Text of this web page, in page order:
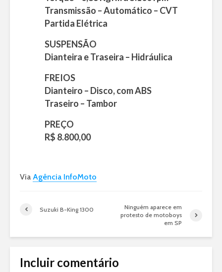
Transmissão – Automático – CVT
Partida Elétrica
SUSPENSÃO
Dianteira e Traseira – Hidráulica
FREIOS
Dianteiro – Disco, com ABS
Traseiro – Tambor
PREÇO
R$ 8.800,00
Via Agência InfoMoto
Suzuki B-King 1300
Ninguém aparece em
protesto de motoboys
em SP
Incluir comentário